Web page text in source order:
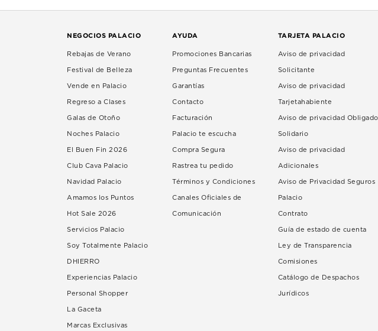
NEGOCIOS PALACIO
Rebajas de Verano
Festival de Belleza
Vende en Palacio
Regreso a Clases
Galas de Otoño
Noches Palacio
El Buen Fin 2026
Club Cava Palacio
Navidad Palacio
Amamos los Puntos
Hot Sale 2026
Servicios Palacio
Soy Totalmente Palacio
DHIERRO
Experiencias Palacio
Personal Shopper
La Gaceta
Marcas Exclusivas
AYUDA
Promociones Bancarias
Preguntas Frecuentes
Garantías
Contacto
Facturación
Palacio te escucha
Compra Segura
Rastrea tu pedido
Términos y Condiciones
Canales Oficiales de
Comunicación
TARJETA PALACIO
Aviso de privacidad
Solicitante
Aviso de privacidad
Tarjetahabiente
Aviso de privacidad Obligado
Solidario
Aviso de privacidad
Adicionales
Aviso de Privacidad Seguros
Palacio
Contrato
Guía de estado de cuenta
Ley de Transparencia
Comisiones
Catálogo de Despachos
Jurídicos